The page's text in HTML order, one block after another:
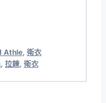
Athle 衛衣
拉鍊 衛衣